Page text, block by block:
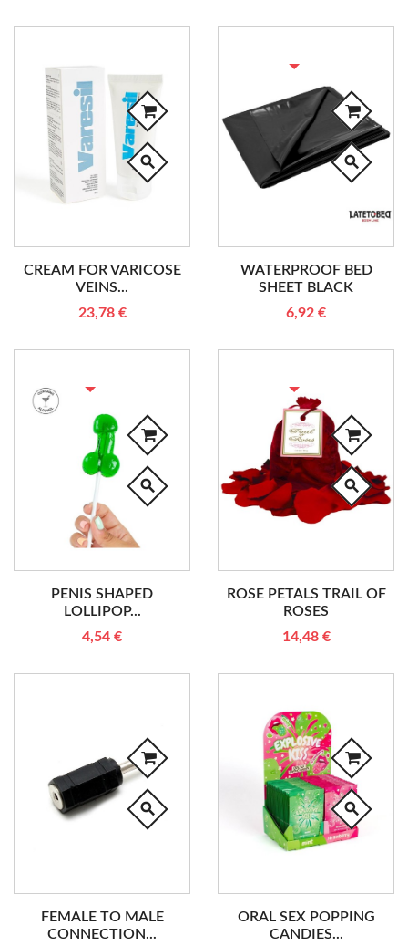
search
CREAM FOR VARICOSE
VEINS...
23,78 €
search
WATERPROOF BED
SHEET BLACK
6,92 €
search
PENIS SHAPED
LOLLIPOP...
4,54 €
search
ROSE PETALS TRAIL OF
ROSES
14,48 €
search
FEMALE TO MALE
CONNECTION...
search
ORAL SEX POPPING
CANDIES...